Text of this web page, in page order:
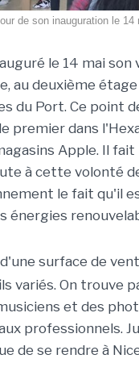
de son inauguration le
le 14 mai son
au deuxième
du Port. Ce point
premier dans
Apple. Il
à cette volonté
le fait qu'il
énergies
surface de
variés. On trouve
et des
professionnels.
de se rendre à